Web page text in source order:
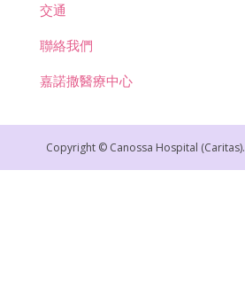
交通
聯絡我們
嘉諾撒醫療中心
Copyright © Canossa Hospital (Caritas).